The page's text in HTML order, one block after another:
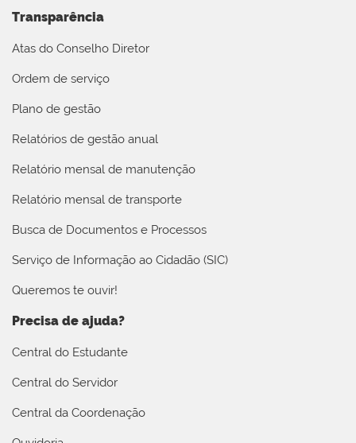
Transparência
Atas do Conselho Diretor
Ordem de serviço
Plano de gestão
Relatórios de gestão anual
Relatório mensal de manutenção
Relatório mensal de transporte
Busca de Documentos e Processos
Serviço de Informação ao Cidadão (SIC)
Queremos te ouvir!
Precisa de ajuda?
Central do Estudante
Central do Servidor
Central da Coordenação